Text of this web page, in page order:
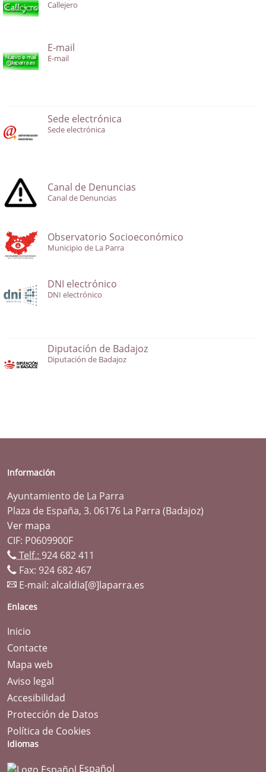
Callejero
E-mail
E-mail
Sede electrónica
Sede electrónica
Canal de Denuncias
Canal de Denuncias
Observatorio Socioeconómico
Municipio de La Parra
DNI electrónico
DNI electrónico
Diputación de Badajoz
Diputación de Badajoz
Información
Ayuntamiento de La Parra
Plaza de España, 3. 06176 La Parra (Badajoz)
Ver mapa
CIF: P0609900F
Telf.: 924 682 411
Fax: 924 682 467
E-mail: alcaldia[@]laparra.es
Enlaces
Inicio
Contacte
Mapa web
Aviso legal
Accesibilidad
Protección de Datos
Política de Cookies
Idiomas
Español